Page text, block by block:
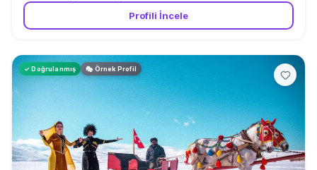
Profili İncele
✓ Doğrulanmış 🎭 Örnek Profil